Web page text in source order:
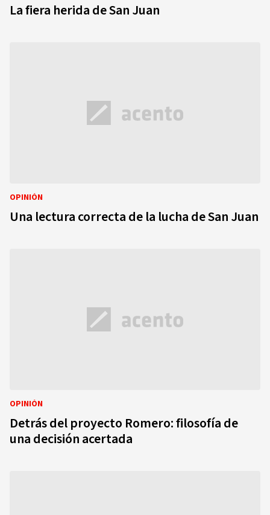
La fiera herida de San Juan
OPINIÓN
Una lectura correcta de la lucha de San Juan
OPINIÓN
Detrás del proyecto Romero: filosofía de
una decisión acertada